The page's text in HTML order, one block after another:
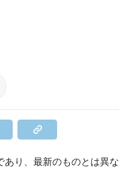
り、最新のものとは異